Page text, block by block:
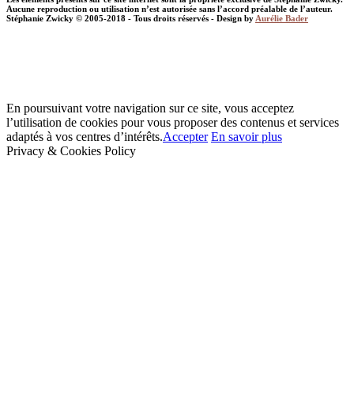
Aucune reproduction ou utilisation n’est autorisée sans l’accord préalable de l’auteur.
Stéphanie Zwicky © 2005-2018 - Tous droits réservés - Design by Aurélie Bader
En poursuivant votre navigation sur ce site, vous acceptez
l’utilisation de cookies pour vous proposer des contenus et services
adaptés à vos centres d’intérêts.Accepter En savoir plus
Privacy & Cookies Policy